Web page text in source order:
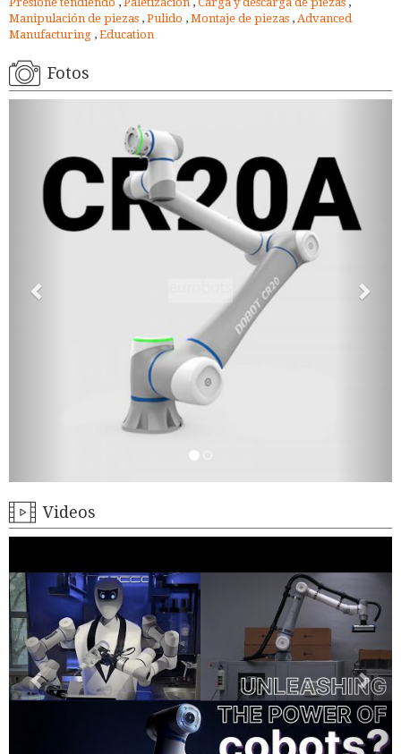
Manipulación de piezas , Pulido , Montaje de piezas , Advanced
Manufacturing , Education
Fotos
Videos